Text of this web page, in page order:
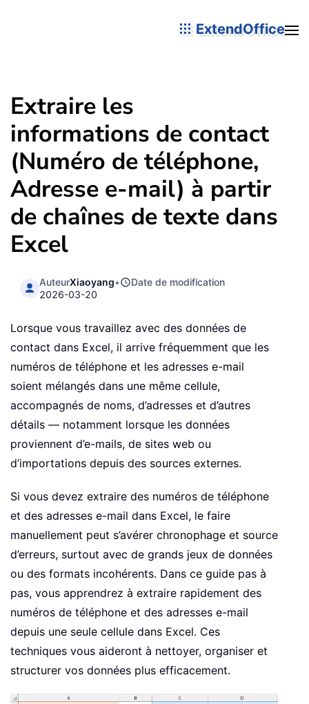
ExtendOffice
Extraire les
informations de contact
(Numéro de téléphone,
Adresse e-mail) à partir
de chaînes de texte dans
Excel
AuteurXiaoyang•
Date de modification
2026-03-20
Lorsque vous travaillez avec des données de
contact dans Excel, il arrive fréquemment que les
numéros de téléphone et les adresses e-mail
soient mélangés dans une même cellule,
accompagnés de noms, d’adresses et d’autres
détails — notamment lorsque les données
proviennent d’e-mails, de sites web ou
d’importations depuis des sources externes.
Si vous devez extraire des numéros de téléphone
et des adresses e-mail dans Excel, le faire
manuellement peut s’avérer chronophage et source
d’erreurs, surtout avec de grands jeux de données
ou des formats incohérents. Dans ce guide pas à
pas, vous apprendrez à extraire rapidement des
numéros de téléphone et des adresses e-mail
depuis une seule cellule dans Excel. Ces
techniques vous aideront à nettoyer, organiser et
structurer vos données plus efficacement.